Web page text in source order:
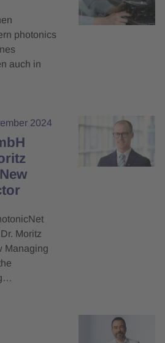
photonics
auch in
2024
Moritz
Managing